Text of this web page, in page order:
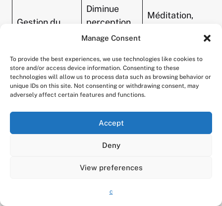
Manage Consent
To provide the best experiences, we use technologies like cookies to
store and/or access device information. Consenting to these
technologies will allow us to process data such as browsing behavior or
unique IDs on this site. Not consenting or withdrawing consent, may
adversely affect certain features and functions.
Accept
Deny
View preferences
c
Gestion du
Diminue
perception
des
Méditation,
Un équilibre naturel allié à ces astuces
ancestrales permet de réduire
pique, sans recourir systématiquement à des
traitements médicamenteux lourds.